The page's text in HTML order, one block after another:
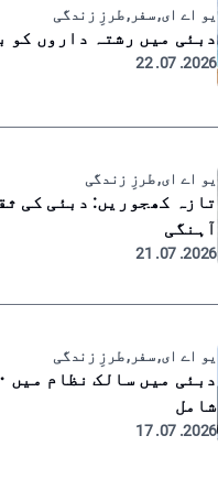
یو اے ای, سفر, طرزِ زندگی
دبئی میں رشتہ داروں کو
2026. 07. 22
یو اے ای, طرزِ زندگی
تازہ کھجوریں: دبئی کی
آہنگی
2026. 07. 21
یو اے ای, سفر, طرزِ زندگی
شامل
2026. 07. 17